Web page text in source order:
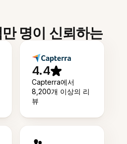
명이 신뢰하는
4.4
Capterra에서
8,200개 이상의 리
뷰